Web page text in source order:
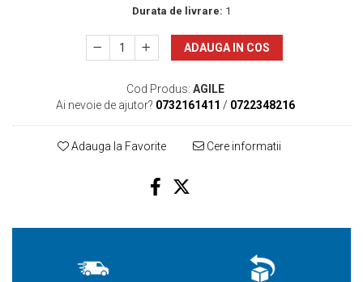
Durata de livrare: 1
ADAUGA IN COS
Cod Produs: AGILE
Ai nevoie de ajutor? 0732161411 / 0722348216
Adauga la Favorite Cere informatii